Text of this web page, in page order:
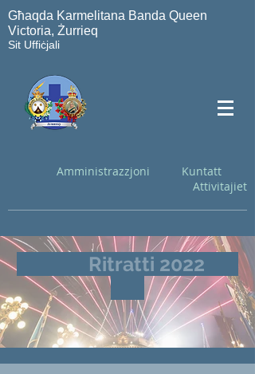
Għaqda Karmelitana Banda Queen
Victoria, Żurrieq
Sit Uffiċjali
Amministrazzjoni
Kuntatt
Attivitajiet
Ritratti 2022